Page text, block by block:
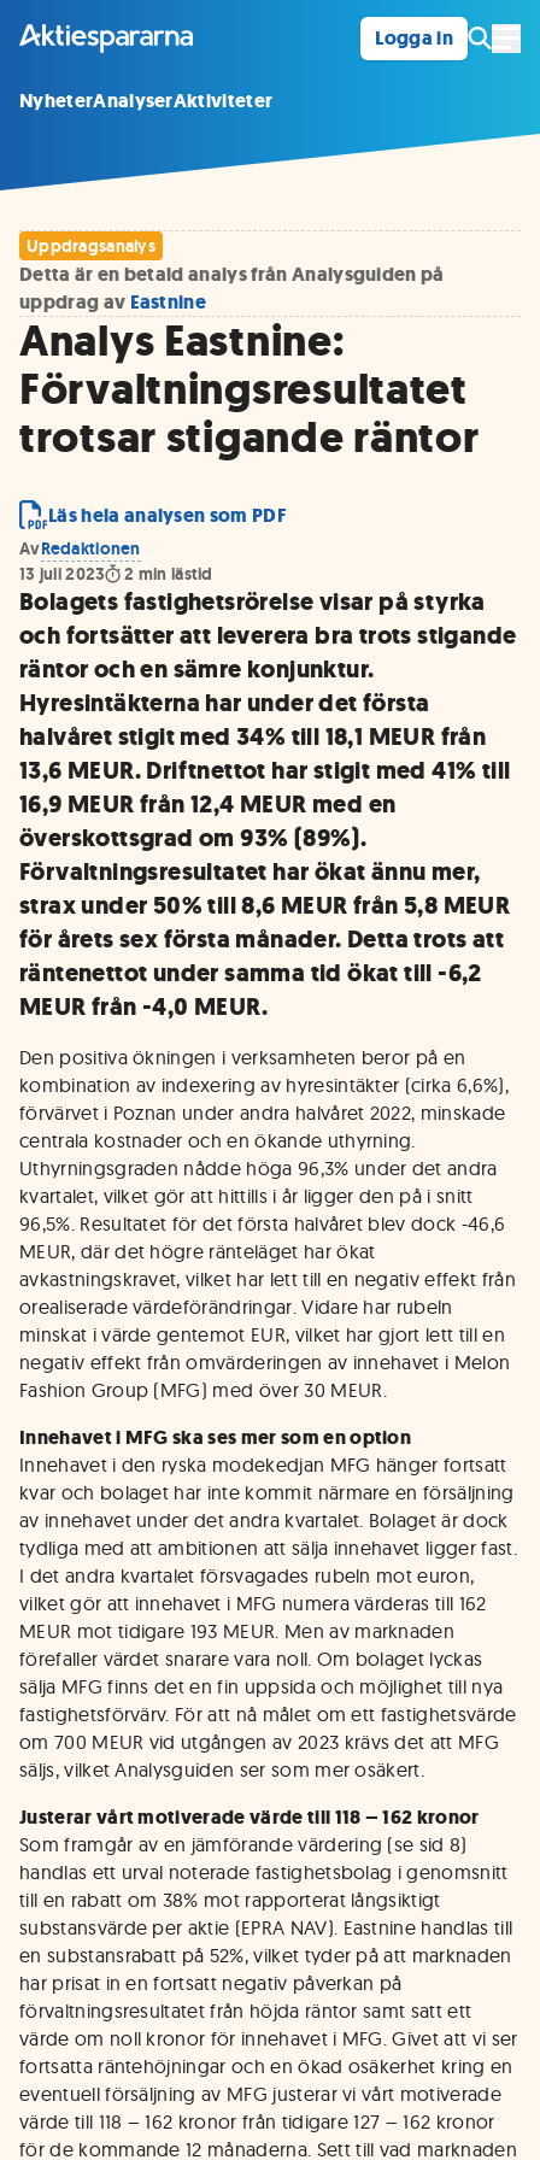
Logga in
NyheterAnalyserAktiviteter
Uppdragsanalys
Detta är en betald analys från Analysguiden på
uppdrag av Eastnine
Analys Eastnine:
Förvaltningsresultatet
trotsar stigande räntor
Läs hela analysen som PDF
AvRedaktionen
13 juli 2023
2 min lästid
Bolagets fastighetsrörelse visar på styrka
och fortsätter att leverera bra trots stigande
räntor och en sämre konjunktur.
Hyresintäkterna har under det första
halvåret stigit med 34% till 18,1 MEUR från
13,6 MEUR. Driftnettot har stigit med 41% till
16,9 MEUR från 12,4 MEUR med en
överskottsgrad om 93% (89%).
Förvaltningsresultatet har ökat ännu mer,
strax under 50% till 8,6 MEUR från 5,8 MEUR
för årets sex första månader. Detta trots att
räntenettot under samma tid ökat till -6,2
MEUR från -4,0 MEUR.
Den positiva ökningen i verksamheten beror på en
kombination av indexering av hyresintäkter (cirka 6,6%),
förvärvet i Poznan under andra halvåret 2022, minskade
centrala kostnader och en ökande uthyrning.
Uthyrningsgraden nådde höga 96,3% under det andra
kvartalet, vilket gör att hittills i år ligger den på i snitt
96,5%. Resultatet för det första halvåret blev dock -46,6
MEUR, där det högre ränteläget har ökat
avkastningskravet, vilket har lett till en negativ effekt från
orealiserade värdeförändringar. Vidare har rubeln
minskat i värde gentemot EUR, vilket har gjort lett till en
negativ effekt från omvärderingen av innehavet i Melon
Fashion Group (MFG) med över 30 MEUR.
Innehavet i MFG ska ses mer som en option
Innehavet i den ryska modekedjan MFG hänger fortsatt
kvar och bolaget har inte kommit närmare en försäljning
av innehavet under det andra kvartalet. Bolaget är dock
tydliga med att ambitionen att sälja innehavet ligger fast.
I det andra kvartalet försvagades rubeln mot euron,
vilket gör att innehavet i MFG numera värderas till 162
MEUR mot tidigare 193 MEUR. Men av marknaden
förefaller värdet snarare vara noll. Om bolaget lyckas
sälja MFG finns det en fin uppsida och möjlighet till nya
fastighetsförvärv. För att nå målet om ett fastighetsvärde
om 700 MEUR vid utgången av 2023 krävs det att MFG
säljs, vilket Analysguiden ser som mer osäkert.
Justerar vårt motiverade värde till 118 – 162 kronor
Som framgår av en jämförande värdering (se sid 8)
handlas ett urval noterade fastighetsbolag i genomsnitt
till en rabatt om 38% mot rapporterat långsiktigt
substansvärde per aktie (EPRA NAV). Eastnine handlas till
en substansrabatt på 52%, vilket tyder på att marknaden
har prisat in en fortsatt negativ påverkan på
förvaltningsresultatet från höjda räntor samt satt ett
värde om noll kronor för innehavet i MFG. Givet att vi ser
fortsatta räntehöjningar och en ökad osäkerhet kring en
eventuell försäljning av MFG justerar vi vårt motiverade
värde till 118 – 162 kronor från tidigare 127 – 162 kronor
för de kommande 12 månaderna. Sett till vad marknaden